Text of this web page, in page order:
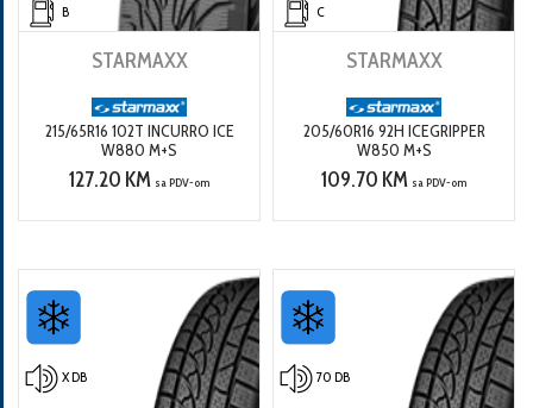
B
STARMAXX
215/65R16 102T INCURRO ICE
W880 M+S
127.20 KM sa PDV-om
C
STARMAXX
205/60R16 92H ICEGRIPPER
W850 M+S
109.70 KM sa PDV-om
X DB 70 DB